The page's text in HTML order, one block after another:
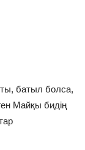
батыл болса,
Майқы бидің